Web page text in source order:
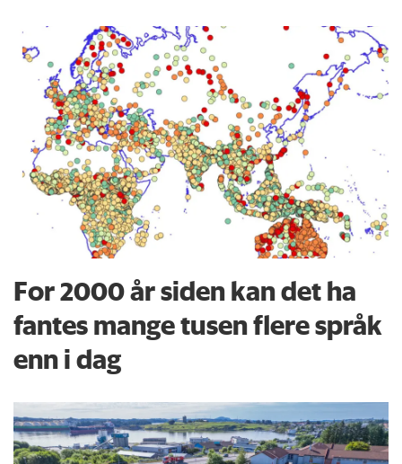
For 2000 år siden kan det ha
fantes mange tusen flere språk
enn i dag